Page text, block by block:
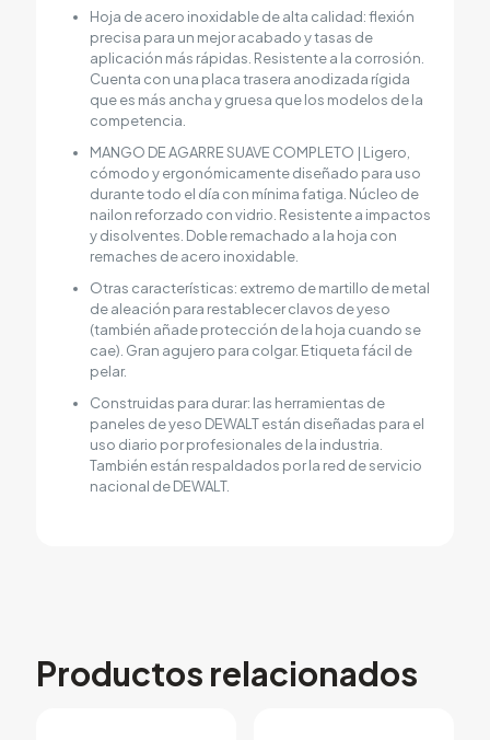
Hoja de acero inoxidable de alta calidad: flexión
precisa para un mejor acabado y tasas de
aplicación más rápidas. Resistente a la corrosión.
Cuenta con una placa trasera anodizada rígida
que es más ancha y gruesa que los modelos de la
competencia.
MANGO DE AGARRE SUAVE COMPLETO | Ligero,
cómodo y ergonómicamente diseñado para uso
durante todo el día con mínima fatiga. Núcleo de
nailon reforzado con vidrio. Resistente a impactos
y disolventes. Doble remachado a la hoja con
remaches de acero inoxidable.
Otras características: extremo de martillo de metal
de aleación para restablecer clavos de yeso
(también añade protección de la hoja cuando se
cae). Gran agujero para colgar. Etiqueta fácil de
pelar.
Construidas para durar: las herramientas de
paneles de yeso DEWALT están diseñadas para el
uso diario por profesionales de la industria.
También están respaldados por la red de servicio
nacional de DEWALT.
Productos relacionados